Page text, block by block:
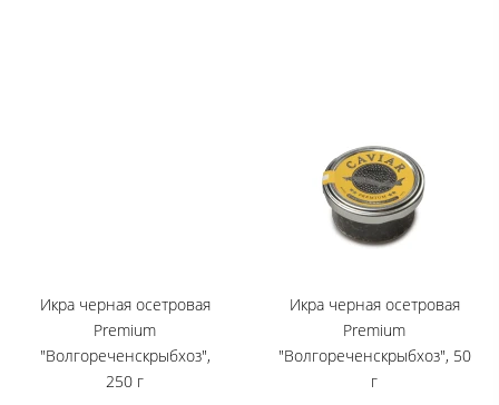
Икра черная осетровая
Premium
"Волгореченскрыбхоз",
250 г
Икра черная осетровая
Premium
"Волгореченскрыбхоз", 50
г